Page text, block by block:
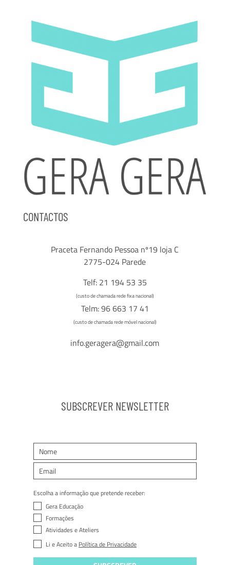
CONTACTOS
Praceta Fernando Pessoa nº19 loja C
2775-024 Parede
Telf: 21 194 53 35
(custo de chamada rede fixa nacional)
Telm: 96 663 17 41
(custo de chamada rede móvel nacional)
info.geragera@gmail.com
SUBSCREVER NEWSLETTER
Escolha a informação que pretende receber:
Gera Educação
Formações
Atividades e Ateliers
Li e Aceito a Política de Privacidade